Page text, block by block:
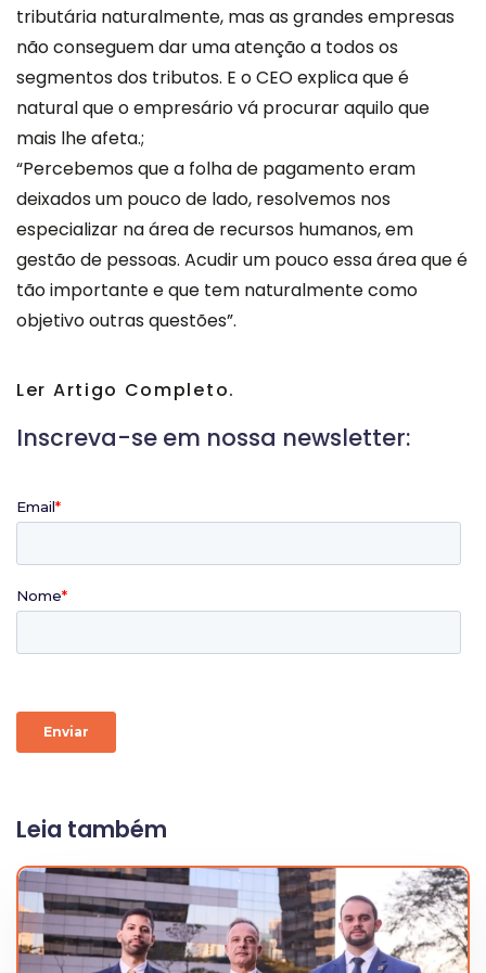
tributária naturalmente, mas as grandes empresas
não conseguem dar uma atenção a todos os
segmentos dos tributos. E o CEO explica que é
natural que o empresário vá procurar aquilo que
mais lhe afeta.;
“Percebemos que a folha de pagamento eram
deixados um pouco de lado, resolvemos nos
especializar na área de recursos humanos, em
gestão de pessoas. Acudir um pouco essa área que é
tão importante e que tem naturalmente como
objetivo outras questões”.
Ler Artigo Completo.
Inscreva-se em nossa newsletter:
Leia também